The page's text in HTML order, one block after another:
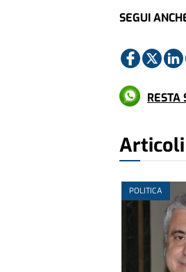
SEGUI
RESTA
POLITICA